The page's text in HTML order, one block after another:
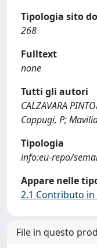
Tipologia sito
268
Fulltext
none
Tutti gli autori
CALZAVARA
Cappugi, P;
Tipologia
info:eu-repo/
Appare nelle
2.1 Contributo
File in questo